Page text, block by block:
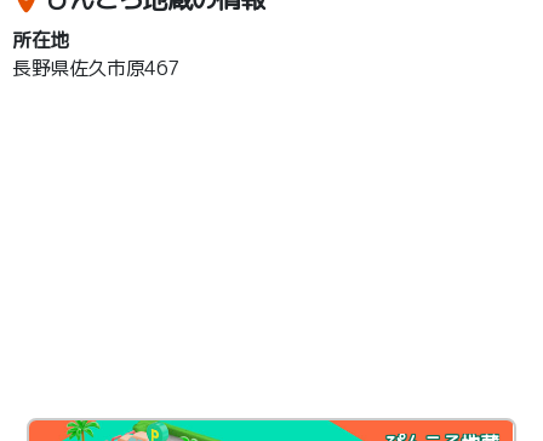
所在地
長野県佐久市原467